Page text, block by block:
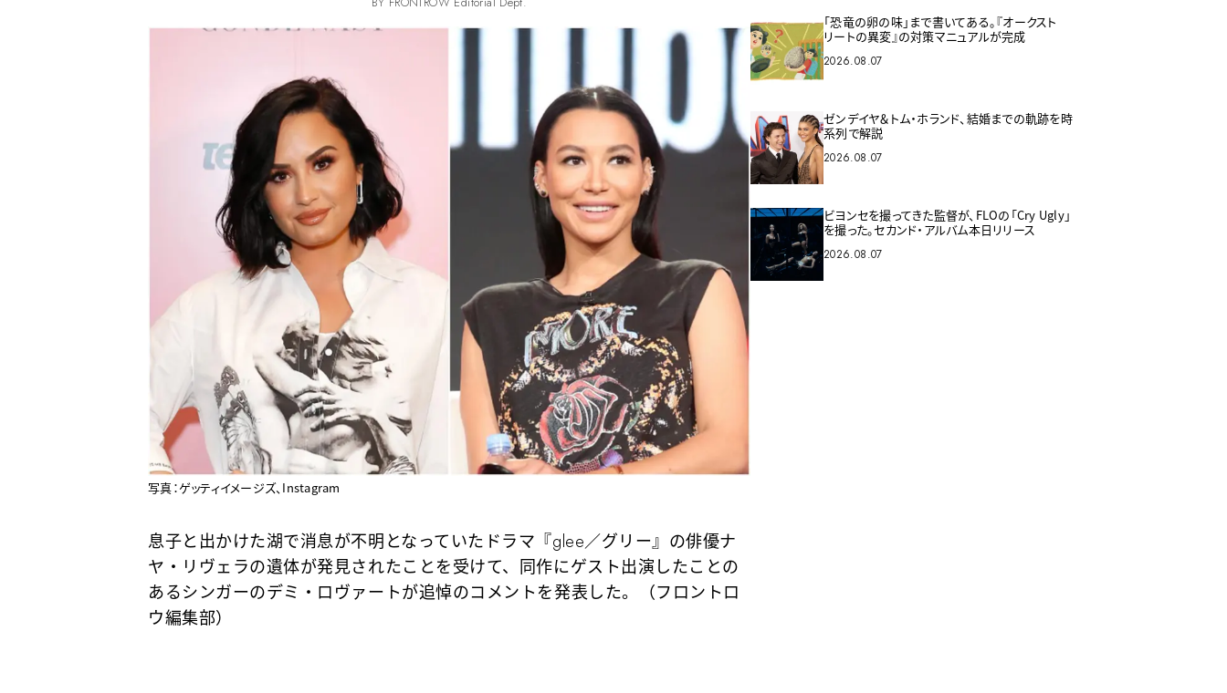
写真：ゲッティイメージズ、Instagram
息子と出かけた湖で消息が不明となっていたドラマ『glee／グリー』の俳優ナ
ヤ・リヴェラの遺体が発見されたことを受けて、同作にゲスト出演したことの
あるシンガーのデミ・ロヴァートが追悼のコメントを発表した。（フロントロ
ウ編集部）
「恐竜の卵の味」まで書いてある。『オークスト
リートの異変』の対策マニュアルが完成
2026.08.07
ゼンデイヤ＆トム・ホランド、結婚までの軌跡を時
系列で解説
2026.08.07
ビヨンセを撮ってきた監督が、FLOの「Cry Ugly」
を撮った。セカンド・アルバム本日リリース
2026.08.07